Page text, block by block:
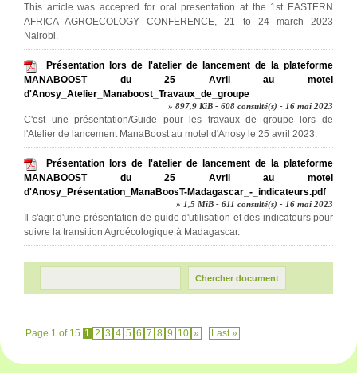
This article was accepted for oral presentation at the 1st EASTERN
AFRICA AGROECOLOGY CONFERENCE, 21 to 24 march 2023
Nairobi.
Présentation lors de l'atelier de lancement de la plateforme
MANABOOST du 25 Avril au motel
d'Anosy_Atelier_Manaboost_Travaux_de_groupe
» 897,9 KiB - 608 consulté(s) - 16 mai 2023
C'est une présentation/Guide pour les travaux de groupe lors de
l'Atelier de lancement ManaBoost au motel d'Anosy le 25 avril 2023.
Présentation lors de l'atelier de lancement de la plateforme
MANABOOST du 25 Avril au motel
d'Anosy_Présentation_ManaBoosT-Madagascar_-_indicateurs.pdf
» 1,5 MiB - 611 consulté(s) - 16 mai 2023
Il s'agit d'une présentation de guide d'utilisation et des indicateurs pour
suivre la transition Agroécologique à Madagascar.
Page 1 of 15 1 2 3 4 5 6 7 8 9 10 » ... Last »